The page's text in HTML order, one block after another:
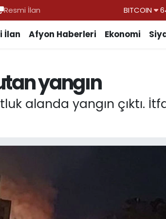
Resmi İlan DOLAR
EURO
İlan Afyon Haberleri Ekonomi
yangın
alanda yangın çıktı.